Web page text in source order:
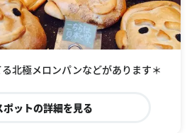
北極メロンパンなどがあります＊
ポットの詳細を見る